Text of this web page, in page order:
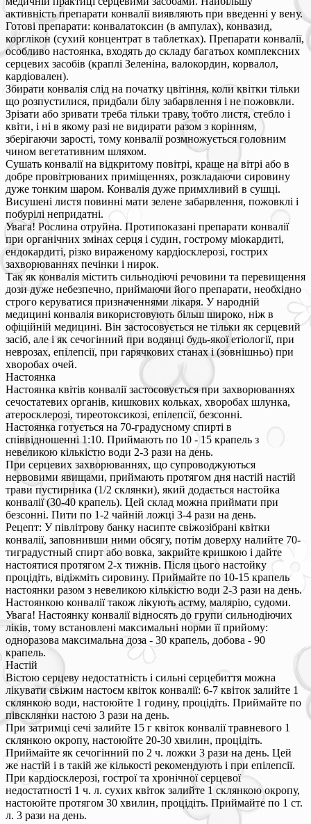
активність препарати конвалії виявляють при введенні у вену.
Готові препарати: конвалатоксин (в ампулах), конвазид,
корглікон (сухий концентрат в таблетках). Препарати конвалії,
особливо настоянка, входять до складу багатьох комплексних
серцевих засобів (краплі Зеленіна, валокордин, корвалол,
кардіовален).
Збирати конвалія слід на початку цвітіння, коли квітки тільки
що розпустилися, придбали білу забарвлення і не пожовкли.
Зрізати або зривати треба тільки траву, тобто листя, стебло і
квіти, і ні в якому разі не видирати разом з корінням,
зберігаючи зарості, тому конвалії розмножується головним
чином вегетативним шляхом.
Сушать конвалії на відкритому повітрі, краще на вітрі або в
добре провітрюваних приміщеннях, розкладаючи сировину
дуже тонким шаром. Конвалія дуже примхливий в сушці.
Висушені листя повинні мати зелене забарвлення, пожовклі і
побурілі непридатні.
Увага! Рослина отруйна. Протипоказані препарати конвалії
при органічних змінах серця і судин, гострому міокардиті,
ендокардиті, різко вираженому кардіосклерозі, гострих
захворюваннях печінки і нирок.
Так як конвалія містить сильнодіючі речовини та перевищення
дози дуже небезпечно, приймаючи його препарати, необхідно
строго керуватися призначеннями лікаря. У народній
медицині конвалія використовують більш широко, ніж в
офіційній медицині. Він застосовується не тільки як серцевий
засіб, але і як сечогінний при водянці будь-якої етіології, при
неврозах, епілепсії, при гарячкових станах і (зовнішньо) при
хворобах очей.
Настоянка
Настоянка квітів конвалії застосовується при захворюваннях
сечостатевих органів, кишкових кольках, хворобах шлунка,
атеросклерозі, тиреотоксикозі, епілепсії, безсонні.
Настоянка готується на 70-градусному спирті в
співвідношенні 1:10. Приймають по 10 - 15 крапель з
невеликою кількістю води 2-3 рази на день.
При серцевих захворюваннях, що супроводжуються
нервовими явищами, приймають протягом дня настій настій
трави пустирника (1/2 склянки), який додається настойка
конвалії (30-40 крапель). Цей склад можна приймати при
безсонні. Пити по 1-2 чайній ложці 3-4 рази на день.
Рецепт: У півлітрову банку насипте свіжозібрані квітки
конвалії, заповнивши ними обсягу, потім доверху налийте 70-
тиградустный спирт або вовка, закрийте кришкою і дайте
настоятися протягом 2-х тижнів. Після цього настойку
процідіть, відіжміть сировину. Приймайте по 10-15 крапель
настоянки разом з невеликою кількістю води 2-3 рази на день.
Настоянкою конвалії також лікують астму, малярію, судоми.
Увага! Настоянку конвалії відносять до групи сильнодіючих
ліків, тому встановлені максимальні норми її прийому:
одноразова максимальна доза - 30 крапель, добова - 90
крапель.
Настій
Вістою серцеву недостатність і сильні серцебиття можна
лікувати свіжим настоєм квіток конвалії: 6-7 квіток залийте 1
склянкою води, настоюйте 1 годину, процідіть. Приймайте по
півсклянки настою 3 рази на день.
При затримці сечі залийте 15 г квіток конвалії травневого 1
склянкою окропу, настоюйте 20-30 хвилин, процідіть.
Приймайте як сечогінний по 2 ч. ложки 3 рази на день. Цей
же настій і в такій же кількості рекомендують і при епілепсії.
При кардіосклерозі, гострої та хронічної серцевої
недостатності 1 ч. л. сухих квіток залийте 1 склянкою окропу,
настоюйте протягом 30 хвилин, процідіть. Приймайте по 1 ст.
л. 3 рази на день.